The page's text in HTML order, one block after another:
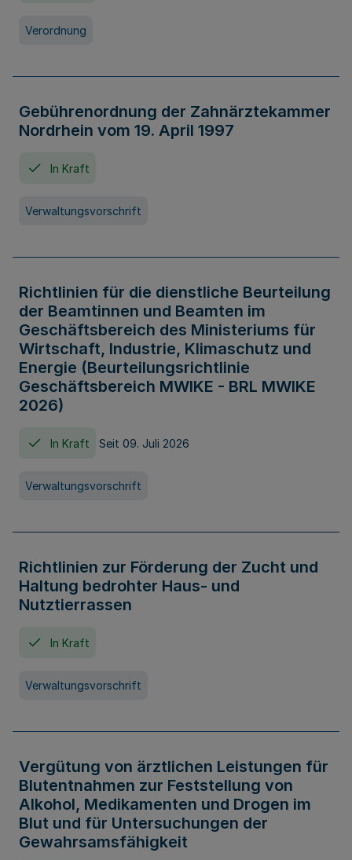
Verordnung
Gebührenordnung der Zahnärztekammer
Nordrhein vom 19. April 1997
In Kraft
Verwaltungsvorschrift
Richtlinien für die dienstliche Beurteilung
der Beamtinnen und Beamten im
Geschäftsbereich des Ministeriums für
Wirtschaft, Industrie, Klimaschutz und
Energie (Beurteilungsrichtlinie
Geschäftsbereich MWIKE - BRL MWIKE
2026)
In Kraft Seit 09. Juli 2026
Verwaltungsvorschrift
Richtlinien zur Förderung der Zucht und
Haltung bedrohter Haus- und
Nutztierrassen
In Kraft
Verwaltungsvorschrift
Vergütung von ärztlichen Leistungen für
Blutentnahmen zur Feststellung von
Alkohol, Medikamenten und Drogen im
Blut und für Untersuchungen der
Gewahrsamsfähigkeit